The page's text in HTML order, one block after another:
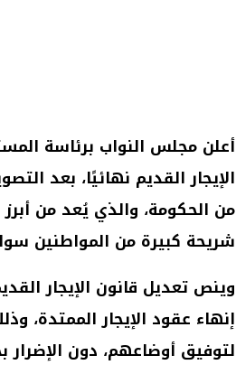
أعلن مجلس النواب برئاسة
الإيجار القديم نهائيًا، بعد
من الحكومة، والذي يُعد من
شريحة كبيرة من المواطنين
وينص تعديل قانون الإيجار
إنهاء عقود الإيجار الممتدة،
لتوفيق أوضاعهم، دون